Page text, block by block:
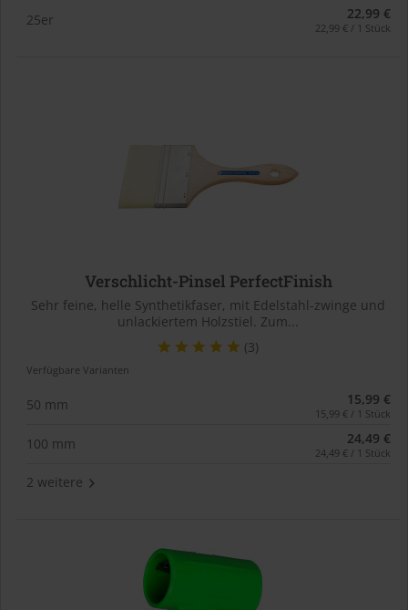
25er 22,99 €
22,99 € / 1 Stück
Verschlicht-Pinsel PerfectFinish
Sehr feine, helle Synthetikfaser, mit Edelstahl-zwinge und
unlackiertem Holzstiel. Zum...
(3)
Verfügbare Varianten
50 mm 15,99 €
15,99 € / 1 Stück
100 mm 24,49 €
24,49 € / 1 Stück
2 weitere